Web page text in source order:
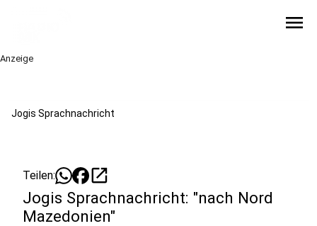
menu
Anzeige
Jogis Sprachnachricht
Teilen: open_in_new
Jogis Sprachnachricht: "nach Nord
Mazedonien"